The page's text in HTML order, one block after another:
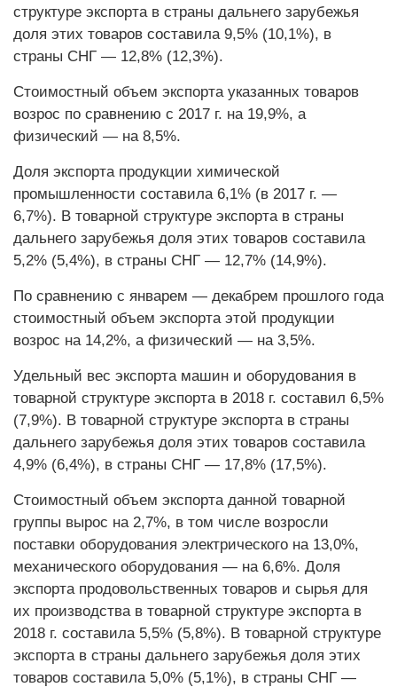
структуре экспорта в страны дальнего зарубежья
доля этих товаров составила 9,5% (10,1%), в
страны СНГ — 12,8% (12,3%).
Стоимостный объем экспорта указанных товаров
возрос по сравнению с 2017 г. на 19,9%, а
физический — на 8,5%.
Доля экспорта продукции химической
промышленности составила 6,1% (в 2017 г. —
6,7%). В товарной структуре экспорта в страны
дальнего зарубежья доля этих товаров составила
5,2% (5,4%), в страны СНГ — 12,7% (14,9%).
По сравнению с январем — декабрем прошлого года
стоимостный объем экспорта этой продукции
возрос на 14,2%, а физический — на 3,5%.
Удельный вес экспорта машин и оборудования в
товарной структуре экспорта в 2018 г. составил 6,5%
(7,9%). В товарной структуре экспорта в страны
дальнего зарубежья доля этих товаров составила
4,9% (6,4%), в страны СНГ — 17,8% (17,5%).
Стоимостный объем экспорта данной товарной
группы вырос на 2,7%, в том числе возросли
поставки оборудования электрического на 13,0%,
механического оборудования — на 6,6%. Доля
экспорта продовольственных товаров и сырья для
их производства в товарной структуре экспорта в
2018 г. составила 5,5% (5,8%). В товарной структуре
экспорта в страны дальнего зарубежья доля этих
товаров составила 5,0% (5,1%), в страны СНГ —